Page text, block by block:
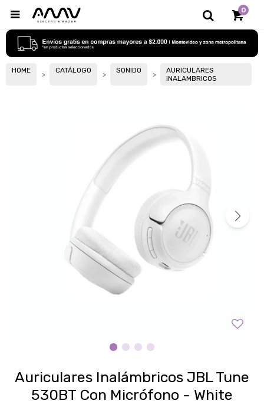
0

HOME CATÁLOGO SONIDO
AURICULARES
INALAMBRICOS
Auriculares Inalámbricos JBL Tune
530BT Con Micrófono - White